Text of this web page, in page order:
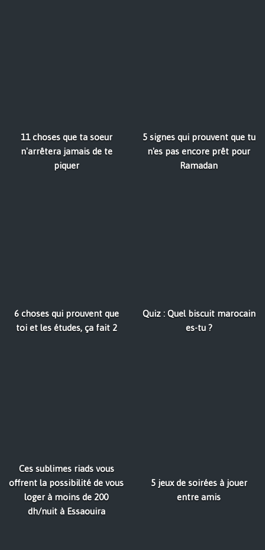
11 choses que ta soeur
n'arrêtera jamais de te
piquer
5 signes qui prouvent que tu
n'es pas encore prêt pour
Ramadan
6 choses qui prouvent que
toi et les études, ça fait 2
Quiz : Quel biscuit marocain
es-tu ?
Ces sublimes riads vous
offrent la possibilité de vous
loger à moins de 200
dh/nuit à Essaouira
5 jeux de soirées à jouer
entre amis